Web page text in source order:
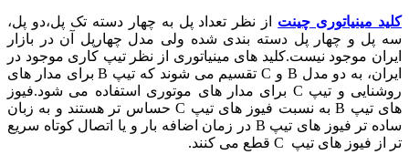
کلید مینیاتوری چینت از نظر تعداد پل به چهار دسته تک پل،دو پل،
سه پل و چهار پل دسته بندی شده ولی مدل چهارپل آن در بازار
ایران موجود نیست.کلید های مینیاتوری از نظر تیپ کاری موجود در
ایران، به دو مدل B و C تقسیم می شوند که تیپ B برای مدار های
روشنایی و تیپ C برای مدار های موتوری استفاده می شود.فیوز
های تیپ B به نسبت فیوز های تیپ C حساس تر هستند و به زبان
ساده تر فیوز های تیپ B در زمان اضافه بار و یا اتصال کوتاه سریع
تر از فیوز های تیپ C قطع می کنند.